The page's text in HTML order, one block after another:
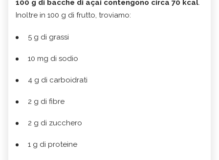
100 g di bacche di açai contengono circa 70 kcal.
Inoltre in 100 g di frutto, troviamo:
5 g di grassi
10 mg di sodio
4 g di carboidrati
2 g di fibre
2 g di zucchero
1 g di proteine